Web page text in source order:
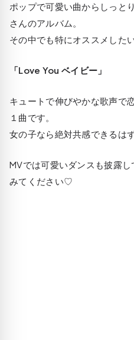
ポップで可愛い曲からしっと
さんのアルバム。
その中でも特にオススメした
「Love You ベイビー」
キュートで伸びやかな歌声で
１曲です。
女の子なら絶対共感できるは
MVでは可愛いダンスも披露
みてください♡